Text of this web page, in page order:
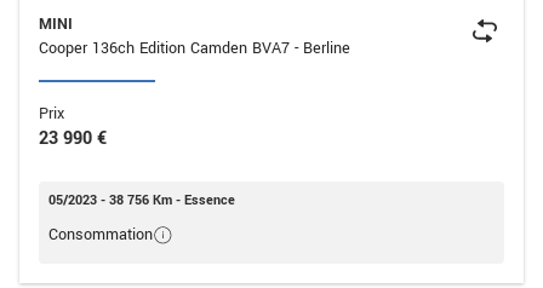
MINI
Cooper 136ch Edition Camden BVA7 - Berline
Prix
23 990 €
05/2023 - 38 756 Km - Essence
Consommation